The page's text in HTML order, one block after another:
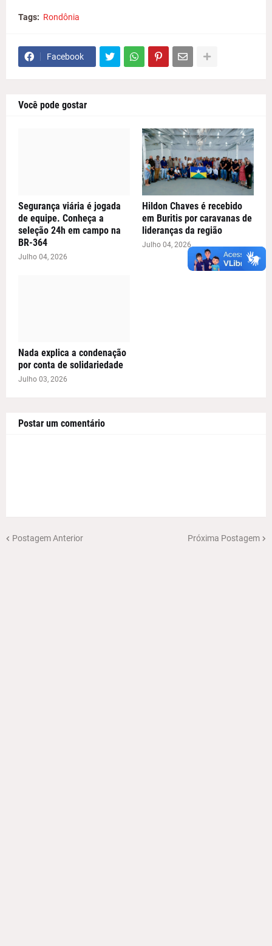
Tags: Rondônia
Facebook
Você pode gostar
Segurança viária é jogada
de equipe. Conheça a
seleção 24h em campo na
BR-364
Julho 04, 2026
Hildon Chaves é recebido
em Buritis por caravanas de
lideranças da região
Julho 04, 2026
Nada explica a condenação
por conta de solidariedade
Julho 03, 2026
Postar um comentário
Postagem Anterior Próxima Postagem